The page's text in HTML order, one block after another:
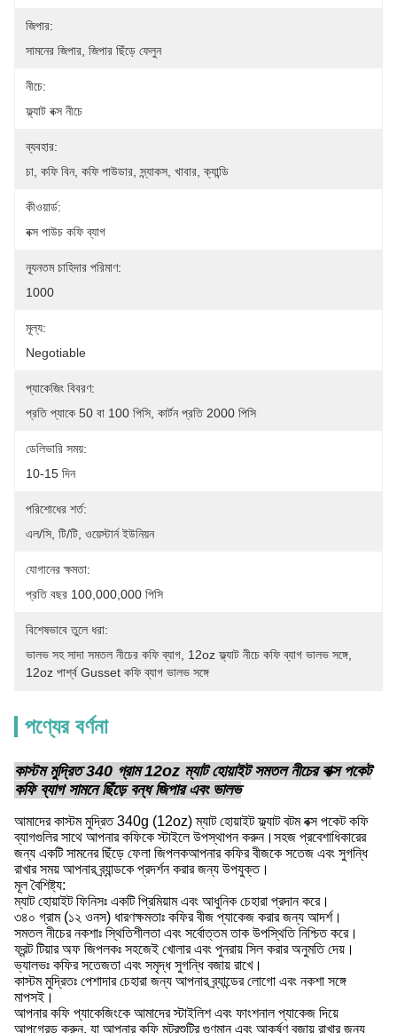
জিপার:
সামনের জিপার, জিপার ছিঁড়ে ফেলুন
নীচে:
ফ্ল্যাট বক্স নীচে
ব্যবহার:
চা, কফি বিন, কফি পাউডার, স্ন্যাকস, খাবার, ক্যান্ডি
কীওয়ার্ড:
বক্স পাউচ কফি ব্যাগ
ন্যূনতম চাহিদার পরিমাণ:
1000
মূল্য:
Negotiable
প্যাকেজিং বিবরণ:
প্রতি প্যাকে 50 বা 100 পিসি, কার্টন প্রতি 2000 পিসি
ডেলিভারি সময়:
10-15 দিন
পরিশোধের শর্ত:
এল/সি, টি/টি, ওয়েস্টার্ন ইউনিয়ন
যোগানের ক্ষমতা:
প্রতি বছর 100,000,000 পিসি
বিশেষভাবে তুলে ধরা:
ভালভ সহ সাদা সমতল নীচের কফি ব্যাগ 12oz ফ্ল্যাট নীচে কফি ব্যাগ ভালভ সঙ্গে
12oz পার্শ্ব Gusset কফি ব্যাগ ভালভ সঙ্গে
পণ্যের বর্ণনা
কাস্টম মুদ্রিত 340 গ্রাম 12oz ম্যাট হোয়াইট সমতল নীচের বাক্স পকেট
কফি ব্যাগ সামনে ছিঁড়ে বন্ধ জিপার এবং ভালভ
আমাদের কাস্টম মুদ্রিত 340g (12oz) ম্যাট হোয়াইট ফ্ল্যাট বটম বক্স পকেট কফি
ব্যাগগুলির সাথে আপনার কফিকে স্টাইলে উপস্থাপন করুন।সহজ প্রবেশাধিকারের
জন্য একটি সামনের ছিঁড়ে ফেলা জিপলকআপনার কফির বীজকে সতেজ এবং সুগন্ধি
রাখার সময় আপনার ব্র্যান্ডকে প্রদর্শন করার জন্য উপযুক্ত।
মূল বৈশিষ্ট্য:
ম্যাট হোয়াইট ফিনিসঃ একটি প্রিমিয়াম এবং আধুনিক চেহারা প্রদান করে।
৩৪০ গ্রাম (১২ ওনস) ধারণক্ষমতাঃ কফির বীজ প্যাকেজ করার জন্য আদর্শ।
সমতল নীচের নকশাঃ স্থিতিশীলতা এবং সর্বোত্তম তাক উপস্থিতি নিশ্চিত করে।
ফ্রন্ট টিয়ার অফ জিপলকঃ সহজেই খোলার এবং পুনরায় সিল করার অনুমতি দেয়।
ভ্যালভঃ কফির সতেজতা এবং সমৃদ্ধ সুগন্ধি বজায় রাখে।
কাস্টম মুদ্রিতঃ পেশাদার চেহারা জন্য আপনার ব্র্যান্ডের লোগো এবং নকশা সঙ্গে
মাপসই।
আপনার কফি প্যাকেজিংকে আমাদের স্টাইলিশ এবং ফাংশনাল প্যাকেজ দিয়ে
আপগ্রেড করুন, যা আপনার কফি মটরশুটির গুণমান এবং আকর্ষণ বজায় রাখার জন্য